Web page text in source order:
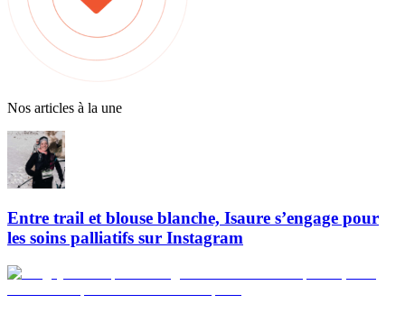
Nos articles à la une
Entre trail et blouse blanche, Isaure s’engage pour
les soins palliatifs sur Instagram